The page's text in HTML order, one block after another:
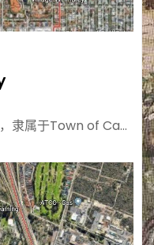
隶属于Town of Ca…